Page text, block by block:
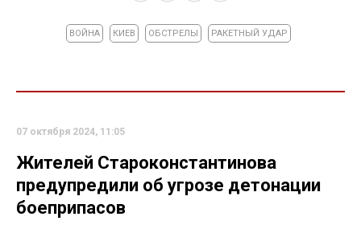
ВОЙНА КИЕВ ОБСТРЕЛЫ РАКЕТНЫЙ УДАР
07 октября 2024, 11:05
Жителей Староконстантинова
предупредили об угрозе детонации
боеприпасов